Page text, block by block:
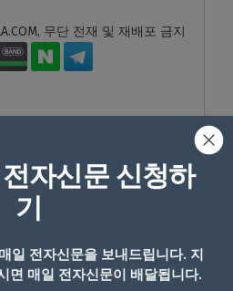
무단 전재 및 재배포 금지
니다.
전자신문 신청하
기
일 전자신문을 보내드립니다. 지
면 매일 전자신문이 배달됩니다.